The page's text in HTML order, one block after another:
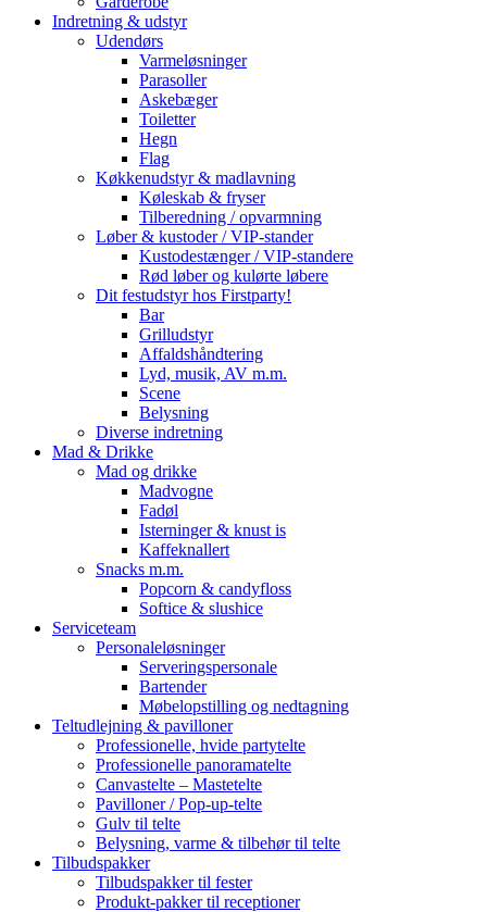
Indretning & udstyr
Udendørs
Varmeløsninger
Parasoller
Askebæger
Toiletter
Hegn
Flag
Køkkenudstyr & madlavning
Køleskab & fryser
Tilberedning / opvarmning
Løber & kustoder / VIP-stander
Kustodestænger / VIP-standere
Rød løber og kulørte løbere
Dit festudstyr hos Firstparty!
Bar
Grilludstyr
Affaldshåndtering
Lyd, musik, AV m.m.
Scene
Belysning
Diverse indretning
Mad & Drikke
Mad og drikke
Madvogne
Fadøl
Isterninger & knust is
Kaffeknallert
Snacks m.m.
Popcorn & candyfloss
Softice & slushice
Serviceteam
Personaleløsninger
Serveringspersonale
Bartender
Møbelopstilling og nedtagning
Teltudlejning & pavilloner
Professionelle, hvide partytelte
Professionelle panoramatelte
Canvastelte – Mastetelte
Pavilloner / Pop-up-telte
Gulv til telte
Belysning, varme & tilbehør til telte
Tilbudspakker
Tilbudspakker til fester
Produkt-pakker til receptioner